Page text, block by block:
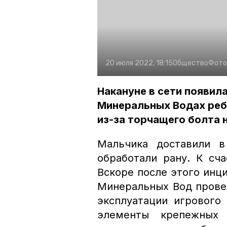
20 июля 2022, 18:15Общество
Накануне в сети
Минеральных Водах
из-за торчащего болта
Мальчика доставили
обработали рану. К
Вскоре после этого
Минеральных Вод
эксплуатации
элементы